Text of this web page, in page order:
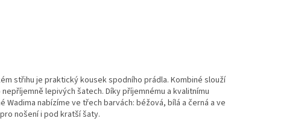
střihu je praktický kousek spodního prádla. Kombiné slouží
lepivých šatech. Díky příjemnému a kvalitnímu
nabízíme ve třech barvách: béžová, bílá a černá a ve
nošení i pod kratší šaty.